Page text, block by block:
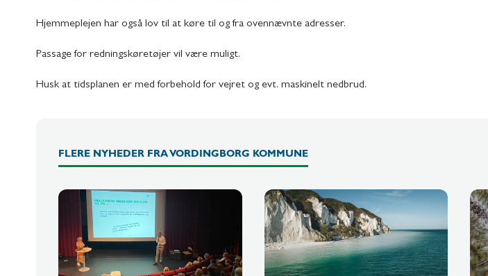
Hjemmeplejen har også lov til at køre til og fra ovennævnte adresser.
Passage for redningskøretøjer vil være muligt.
Husk at tidsplanen er med forbehold for vejret og evt. maskinelt nedbrud.
FLERE NYHEDER FRA VORDINGBORG KOMMUNE